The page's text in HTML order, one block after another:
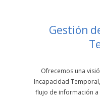
Gestión
Ofrecemos una
Incapacidad
flujo de información